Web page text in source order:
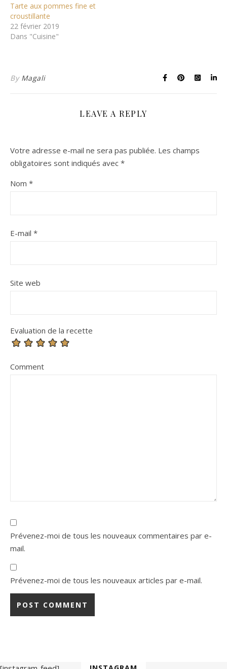
Tarte aux pommes fine et
croustillante
22 février 2019
Dans "Cuisine"
By Magali
LEAVE A REPLY
Votre adresse e-mail ne sera pas publiée. Les champs
obligatoires sont indiqués avec *
Nom *
E-mail *
Site web
Evaluation de la recette
Comment
Prévenez-moi de tous les nouveaux commentaires par e-
mail.
Prévenez-moi de tous les nouveaux articles par e-mail.